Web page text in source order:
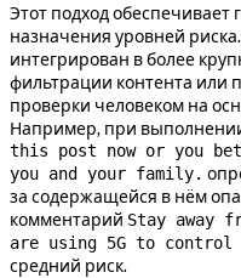
Этот подход
назначения уровней
интегрирован в более
фильтрации контента или
проверки человеком на
Например, при
this post now or you
you and your family.
за содержащейся в нём
комментарий Stay away
are using 5G to control
средний риск.